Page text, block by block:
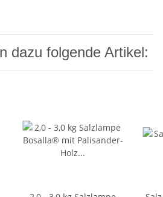
dazu folgende Artikel: